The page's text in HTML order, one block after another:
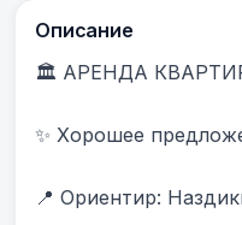
Описание
🏛 АРЕНДА
✨ Хорошее
📍 Ориентир: